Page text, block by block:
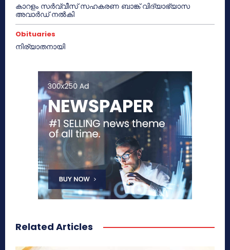
കാറളം സർവ്വീസ് സഹകരണ ബാങ്ക് വിദ്യാഭ്യാസ
അവാർഡ് നൽകി
Obituaries
നിര്യാതനായി
Related Articles